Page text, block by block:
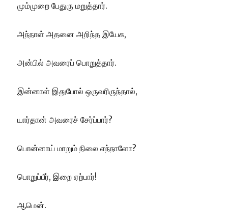
மும்முறை பேதுரு மறுத்தார்.
அந்நாள் அதனை அறிந்த இயேசு,
அன்பில் அவரைப் பொறுத்தார்.
இன்னாள் இதுபோல் ஒருவரிருந்தால்,
யார்தான் அவரைச் சேர்ப்பார்?
பொன்னாய் மாறும் நிலை எந்நாளோ?
பொறுப்பீர், இறை ஏற்பார்!
ஆமென்.